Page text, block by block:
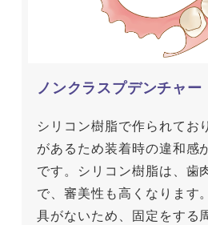
ノンクラスプデンチャー
シリコン樹脂で作られてお
があるため装着時の違和感
です。シリコン樹脂は、歯
で、審美性も高くなります
具がないため、固定をする